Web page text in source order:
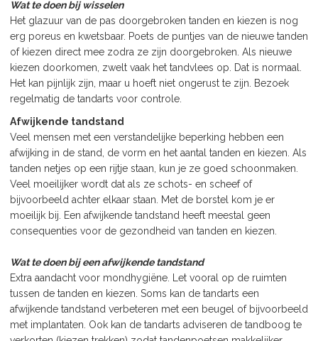
Wat te doen bij wisselen
Het glazuur van de pas doorgebroken tanden en kiezen is nog
erg poreus en kwetsbaar. Poets de puntjes van de nieuwe tanden
of kiezen direct mee zodra ze zijn doorgebroken. Als nieuwe
kiezen doorkomen, zwelt vaak het tandvlees op. Dat is normaal.
Het kan pijnlijk zijn, maar u hoeft niet ongerust te zijn. Bezoek
regelmatig de tandarts voor controle.
Afwijkende tandstand
Veel mensen met een verstandelijke beperking hebben een
afwijking in de stand, de vorm en het aantal tanden en kiezen. Als
tanden netjes op een rijtje staan, kun je ze goed schoonmaken.
Veel moeilijker wordt dat als ze schots- en scheef of
bijvoorbeeld achter elkaar staan. Met de borstel kom je er
moeilijk bij. Een afwijkende tandstand heeft meestal geen
consequenties voor de gezondheid van tanden en kiezen.
Wat te doen bij een afwijkende tandstand
Extra aandacht voor mondhygiëne. Let vooral op de ruimten
tussen de tanden en kiezen. Soms kan de tandarts een
afwijkende tandstand verbeteren met een beugel of bijvoorbeeld
met implantaten. Ook kan de tandarts adviseren de tandboog te